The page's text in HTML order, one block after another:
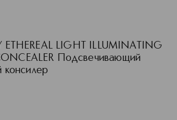
ETHEREAL LIGHT ILLUMINATING
Подсвечивающий
консилер